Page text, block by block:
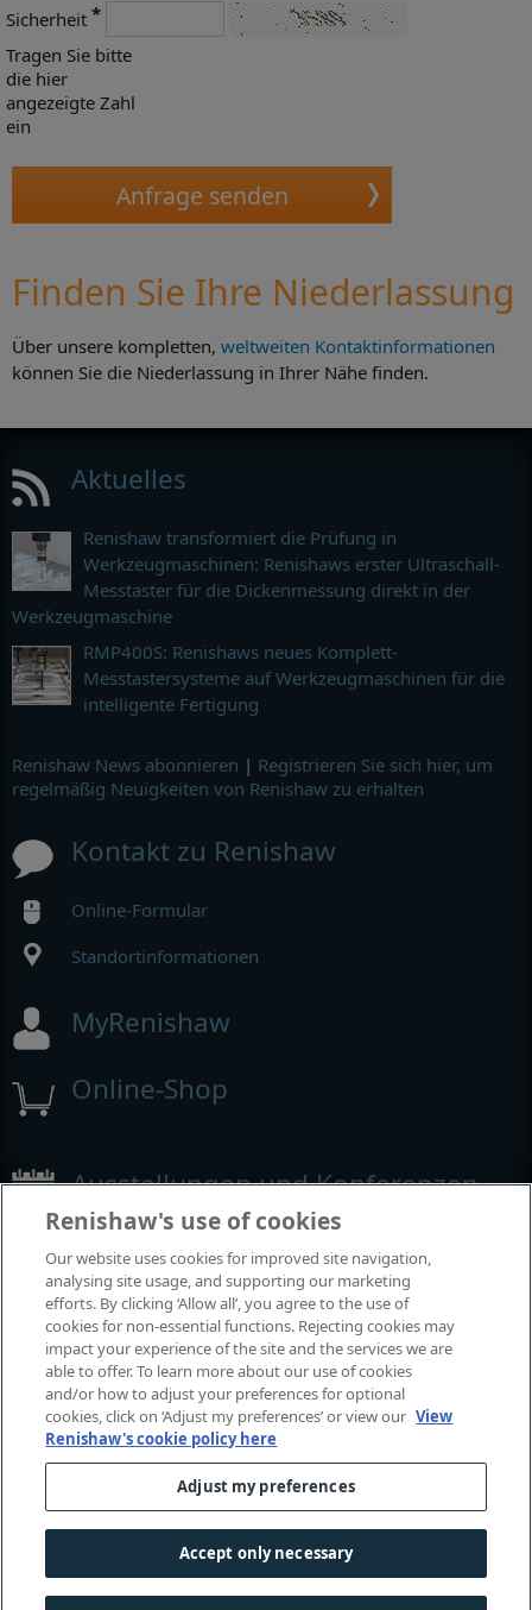
Sicherheit *
Tragen Sie bitte
die hier
angezeigte Zahl
ein
Finden Sie Ihre Niederlassung
Über unsere kompletten, weltweiten Kontaktinformationen
können Sie die Niederlassung in Ihrer Nähe finden.
Aktuelles
Renishaw transformiert die Prüfung in
Werkzeugmaschinen: Renishaws erster Ultraschall-
Messtaster für die Dickenmessung direkt in der
Werkzeugmaschine
RMP400S: Renishaws neues Komplett-
Messtastersysteme auf Werkzeugmaschinen für die
intelligente Fertigung
Renishaw News abonnieren | Registrieren Sie sich hier, um
regelmäßig Neuigkeiten von Renishaw zu erhalten
Kontakt zu Renishaw
Online-Formular
Standortinformationen
MyRenishaw
Online-Shop
Ausstellungen und Konferenzen
© 2001–2026 Renishaw plc. Alle Rechte vorbehalten.
Kontaktieren Sie uns|Rechtliche Hinweise und Compliance
Zugänglichkeit
Renishaw's use of cookies
Our website uses cookies for improved site navigation,
analysing site usage, and supporting our marketing
efforts. By clicking ‘Allow all’, you agree to the use of
cookies for non-essential functions. Rejecting cookies may
impact your experience of the site and the services we are
able to offer. To learn more about our use of cookies
and/or how to adjust your preferences for optional
cookies, click on ‘Adjust my preferences’ or view our View
Renishaw's cookie policy here
Adjust my preferences
Accept only necessary